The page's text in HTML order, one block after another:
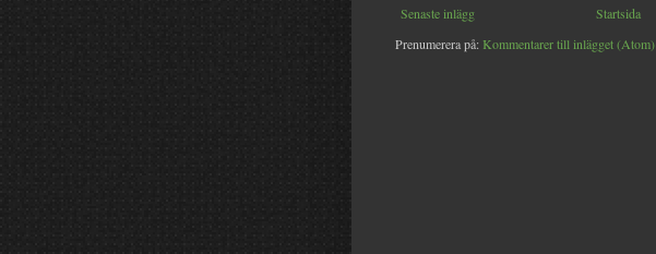
Senaste inlägg
Startsida
Prenumerera på: Kommentarer till inlägget (Atom)